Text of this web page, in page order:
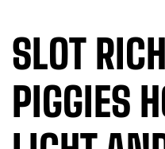
SLOT
PIGGIES